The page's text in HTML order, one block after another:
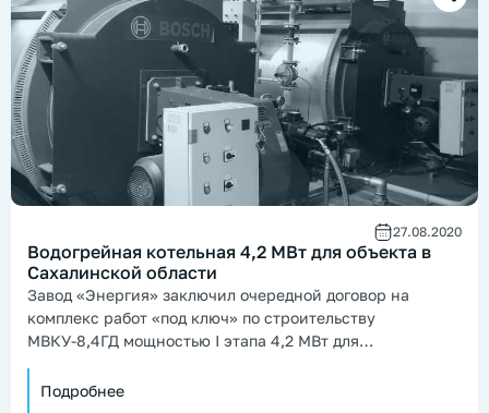
27.08.2020
Водогрейная котельная 4,2 МВт для объекта в
Сахалинской области
Завод «Энергия» заключил очередной договор на
комплекс работ «под ключ» по строительству
МВКУ-8,4ГД мощностью I этапа 4,2 МВт для
Подробнее